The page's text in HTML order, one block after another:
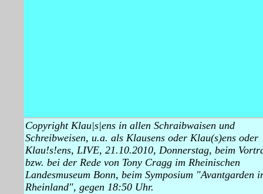
Copyright Klau|s|ens in allen Schraibwaisen und
Schreibweisen, u.a. als Klausens oder Klau(s)ens oder
Klau!s!ens, LIVE, 21.10.2010, Donnerstag, beim
bzw. bei der Rede von Tony Cragg im Rheinischen
Landesmuseum Bonn, beim Symposium "Avantgarden
Rheinland", gegen 18:50 Uhr.